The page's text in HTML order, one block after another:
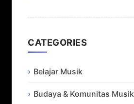
CATEGORIES
Belajar Musik
Budaya & Komunitas Musik